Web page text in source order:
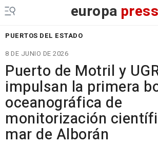
europa press
PUERTOS DEL ESTADO
8 DE JUNIO DE 2026
Puerto de Motril y
impulsan la primera
oceanográfica de
monitorización
mar de Alborán